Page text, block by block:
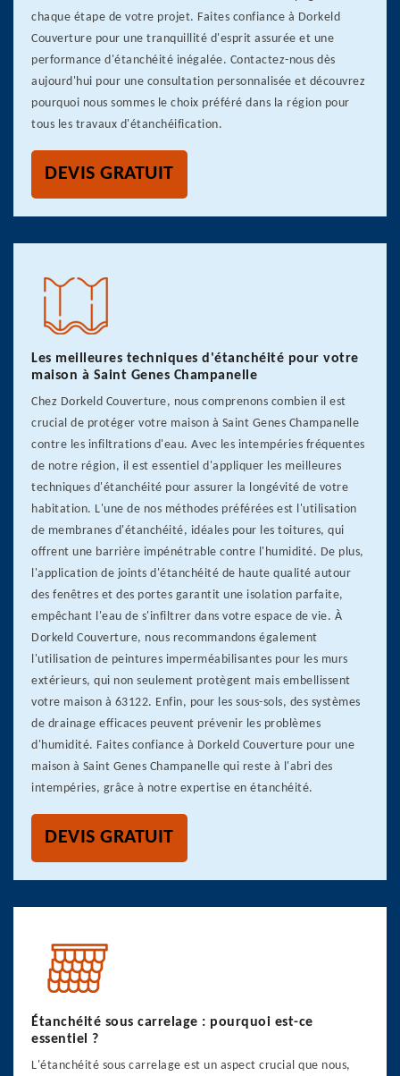
chaque étape de votre projet. Faites confiance à Dorkeld
Couverture pour une tranquillité d'esprit assurée et une
performance d'étanchéité inégalée. Contactez-nous dès
aujourd'hui pour une consultation personnalisée et découvrez
pourquoi nous sommes le choix préféré dans la région pour
tous les travaux d'étanchéification.
DEVIS GRATUIT
Les meilleures techniques d'étanchéité pour votre
maison à Saint Genes Champanelle
Chez Dorkeld Couverture, nous comprenons combien il est
crucial de protéger votre maison à Saint Genes Champanelle
contre les infiltrations d'eau. Avec les intempéries fréquentes
de notre région, il est essentiel d'appliquer les meilleures
techniques d'étanchéité pour assurer la longévité de votre
habitation. L'une de nos méthodes préférées est l'utilisation
de membranes d'étanchéité, idéales pour les toitures, qui
offrent une barrière impénétrable contre l'humidité. De plus,
l'application de joints d'étanchéité de haute qualité autour
des fenêtres et des portes garantit une isolation parfaite,
empêchant l'eau de s'infiltrer dans votre espace de vie. À
Dorkeld Couverture, nous recommandons également
l'utilisation de peintures imperméabilisantes pour les murs
extérieurs, qui non seulement protègent mais embellissent
votre maison à 63122. Enfin, pour les sous-sols, des systèmes
de drainage efficaces peuvent prévenir les problèmes
d'humidité. Faites confiance à Dorkeld Couverture pour une
maison à Saint Genes Champanelle qui reste à l'abri des
intempéries, grâce à notre expertise en étanchéité.
DEVIS GRATUIT
Étanchéité sous carrelage : pourquoi est-ce
essentiel ?
L'étanchéité sous carrelage est un aspect crucial que nous,